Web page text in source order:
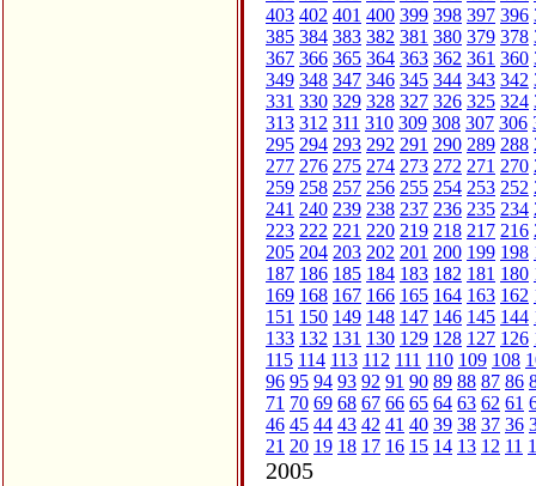
403 402 401 400 399 398 397 396
385 384 383 382 381 380 379 378
367 366 365 364 363 362 361 360
349 348 347 346 345 344 343 342
331 330 329 328 327 326 325 324
313 312 311 310 309 308 307 306
295 294 293 292 291 290 289 288
277 276 275 274 273 272 271 270
259 258 257 256 255 254 253 252
241 240 239 238 237 236 235 234
223 222 221 220 219 218 217 216
205 204 203 202 201 200 199 198
187 186 185 184 183 182 181 180
169 168 167 166 165 164 163 162
151 150 149 148 147 146 145 144
133 132 131 130 129 128 127 126
115 114 113 112 111 110 109 108
96 95 94 93 92 91 90 89 88 87 86
71 70 69 68 67 66 65 64 63 62 61
46 45 44 43 42 41 40 39 38 37 36
21 20 19 18 17 16 15 14 13 12 11
2005